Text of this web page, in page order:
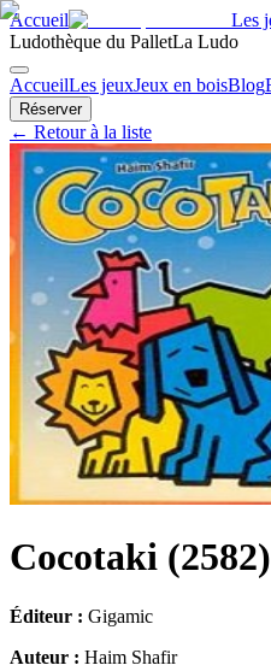
Accueil Les
Ludothèque du PalletLa Ludo
AccueilLes jeuxJeux en boisBlog
Réserver
← Retour à la liste
Cocotaki (2582)
Éditeur : Gigamic
Auteur : Haim Shafir